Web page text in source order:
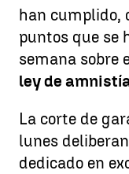
han cumplido,
puntos que se
semana sobre
ley de
La corte de
lunes
dedicado en